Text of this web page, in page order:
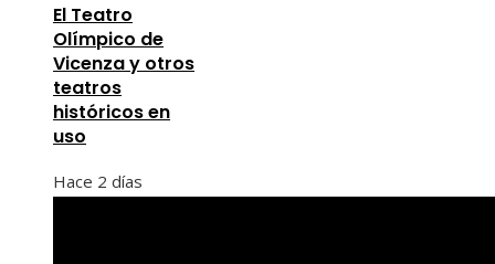
El Teatro
Olímpico de
Vicenza y otros
teatros
históricos en
uso
Hace 2 días